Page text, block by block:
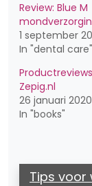
Review: Blue M
1 september
In "dental care"
Zepig.nl
26 januari 2020
In "books"
Tips voor